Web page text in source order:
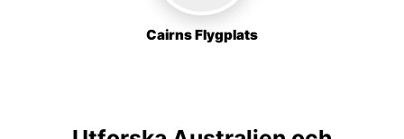
Cairns Flygplats